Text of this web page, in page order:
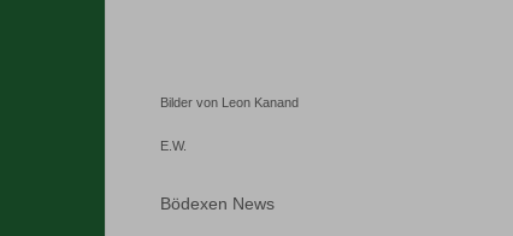
Bilder von Leon Kanand
E.W.
Bödexen News